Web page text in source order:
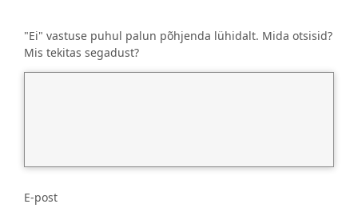
"Ei" vastuse puhul palun põhjenda lühidalt. Mida otsisid?
Mis tekitas segadust?
E-post